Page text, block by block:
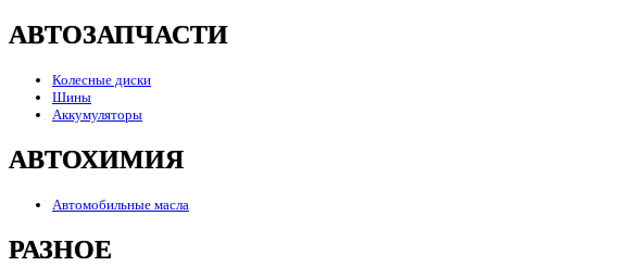
АВТОЗАПЧАСТИ
Колесные диски
Шины
Аккумуляторы
АВТОХИМИЯ
Автомобильные масла
РАЗНОЕ